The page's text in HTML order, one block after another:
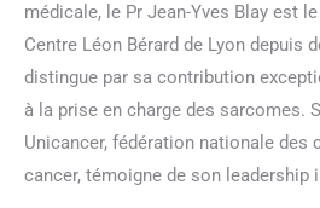
médicale, le Pr Jean-Yves Blay est
Centre Léon Bérard de Lyon depuis
distingue par sa contribution
à la prise en charge des sarcomes.
Unicancer, fédération nationale des
cancer, témoigne de son leadership